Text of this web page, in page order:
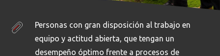
Personas con gran disposición al trabajo en
equipo y actitud abierta, que tengan un
desempeño óptimo frente a procesos de